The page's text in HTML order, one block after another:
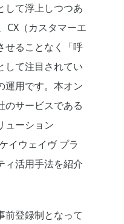
して浮上しつつあ
CX（カスタマーエ
せることなく「呼
して注目されてい
運用です。本オン
のサービスである
ューション
イウェイヴ プラ
ィ活用手法を紹介
前登録制となって